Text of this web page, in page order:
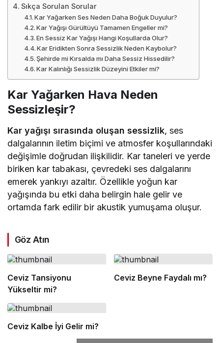
Sıkça Sorulan Sorular
Kar Yağarken Ses Neden Daha Boğuk Duyulur?
Kar Yağışı Gürültüyü Tamamen Engeller mi?
En Sessiz Kar Yağışı Hangi Koşullarda Olur?
Kar Eridikten Sonra Sessizlik Neden Kaybolur?
Şehirde mi Kırsalda mı Daha Sessiz Hissedilir?
Kar Kalınlığı Sessizlik Düzeyini Etkiler mi?
Kar Yağarken Hava Neden
Sessizleşir?
Kar yağışı sırasında oluşan sessizlik, ses
dalgalarının iletim biçimi ve atmosfer koşullarındaki
değişimle doğrudan ilişkilidir. Kar taneleri ve yerde
biriken kar tabakası, çevredeki ses dalgalarını
emerek yankıyı azaltır. Özellikle yoğun kar
yağışında bu etki daha belirgin hale gelir ve
ortamda fark edilir bir akustik yumuşama oluşur.
Göz Atın
Ceviz Tansiyonu
Yükseltir mi?
Ceviz Beyne Faydalı mı?
Ceviz Kalbe İyi Gelir mi?